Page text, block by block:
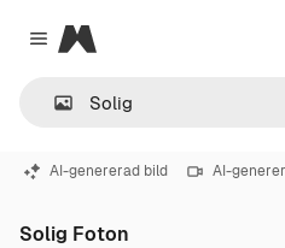
Close menu
Magnific
AI-genererad bild AI-
Solig Foton